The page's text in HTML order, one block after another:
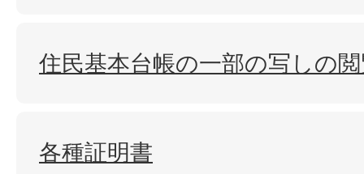
住民基本台帳の一部の写しの
各種証明書